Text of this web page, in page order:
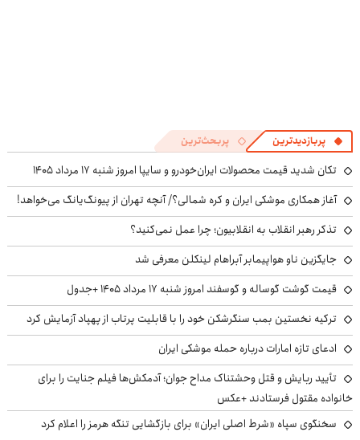
پربازدیدترین پربحث‌ترین
تکان شدید قیمت محصولات ایران‌خودرو و سایپا امروز شنبه ۱۷ مرداد ۱۴۰۵
آغاز همکاری موشکی ایران و کره شمالی؟/ آنچه تهران از پیونگ‌یانگ می‌خواهد!
تذکر رهبر انقلاب به انقلابیون؛ چرا عمل نمی‌کنید؟
جایگزین ناو هواپیمابر آبراهام لینکلن معرفی شد
قیمت گوشت گوساله و گوسفند امروز شنبه ۱۷ مرداد ۱۴۰۵ +جدول
ترکیه نخستین بمب سنگرشکن خود را با قابلیت پرتاب از پهپاد آزمایش کرد
ادعای تازه امارات درباره حمله موشکی ایران
تأیید ربایش و قتل وحشتناک مداح جوان؛ آدمکش‌ها فیلم جنایت را برای
خانواده مقتول فرستادند +عکس
سخنگوی سپاه «شرط اصلی ایران» برای بازگشایی تنگه هرمز را اعلام کرد